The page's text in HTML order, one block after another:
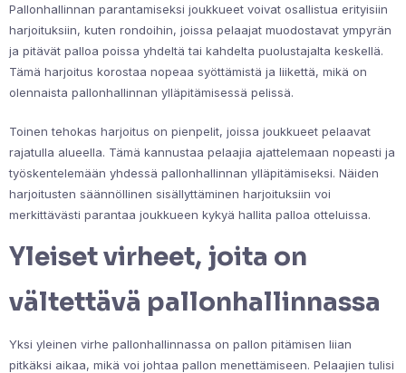
Pallonhallinnan parantamiseksi joukkueet voivat osallistua erityisiin
harjoituksiin, kuten rondoihin, joissa pelaajat muodostavat ympyrän
ja pitävät palloa poissa yhdeltä tai kahdelta puolustajalta keskellä.
Tämä harjoitus korostaa nopeaa syöttämistä ja liikettä, mikä on
olennaista pallonhallinnan ylläpitämisessä pelissä.
Toinen tehokas harjoitus on pienpelit, joissa joukkueet pelaavat
rajatulla alueella. Tämä kannustaa pelaajia ajattelemaan nopeasti ja
työskentelemään yhdessä pallonhallinnan ylläpitämiseksi. Näiden
harjoitusten säännöllinen sisällyttäminen harjoituksiin voi
merkittävästi parantaa joukkueen kykyä hallita palloa otteluissa.
Yleiset virheet, joita on
vältettävä pallonhallinnassa
Yksi yleinen virhe pallonhallinnassa on pallon pitämisen liian
pitkäksi aikaa, mikä voi johtaa pallon menettämiseen. Pelaajien tulisi